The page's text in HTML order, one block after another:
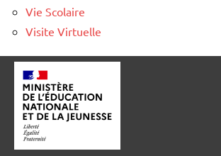
Vie Scolaire
Visite Virtuelle